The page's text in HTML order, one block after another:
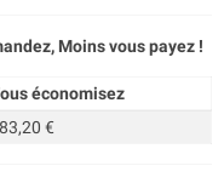
Moins vous payez !
économisez
€